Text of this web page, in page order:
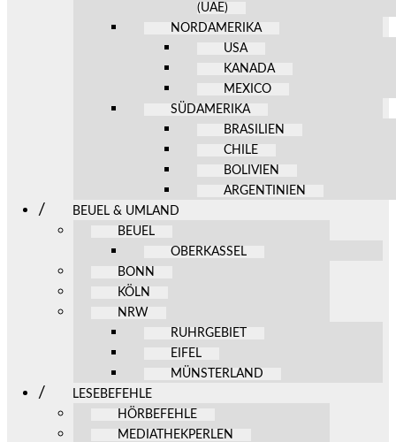
(UAE)
NORDAMERIKA
USA
KANADA
MEXICO
SÜDAMERIKA
BRASILIEN
CHILE
BOLIVIEN
ARGENTINIEN
BEUEL & UMLAND
BEUEL
OBERKASSEL
BONN
KÖLN
NRW
RUHRGEBIET
EIFEL
MÜNSTERLAND
LESEBEFEHLE
HÖRBEFEHLE
MEDIATHEKPERLEN